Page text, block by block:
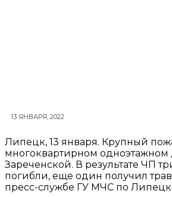
13 ЯНВАРЯ, 2022
Липецк, 13 января. Крупный
многоквартирном одноэтажном
Зареченской. В результате ЧП
погибли, еще один получил
пресс-службе ГУ МЧС по